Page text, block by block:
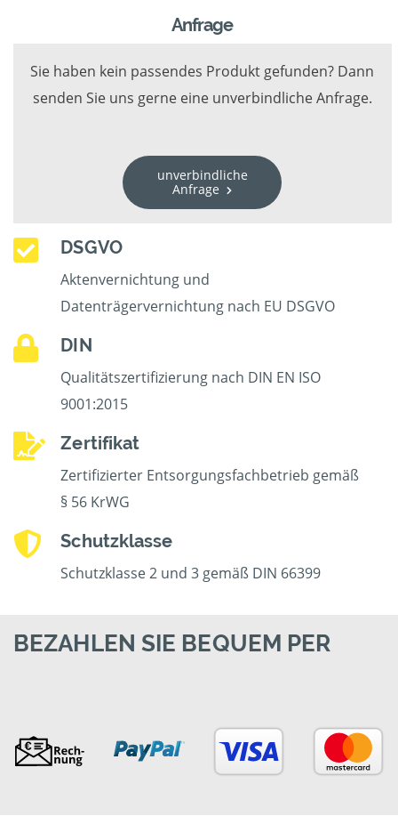
Anfrage
Sie haben kein passendes Produkt gefunden? Dann
senden Sie uns gerne eine unverbindliche Anfrage.
unverbindliche
Anfrage
DSGVO
Aktenvernichtung und
Datenträgervernichtung nach EU DSGVO
DIN
Qualitätszertifizierung nach DIN EN ISO
9001:2015
Zertifikat
Zertifizierter Entsorgungsfachbetrieb gemäß
§ 56 KrWG
Schutzklasse
Schutzklasse 2 und 3 gemäß DIN 66399
BEZAHLEN SIE BEQUEM PER